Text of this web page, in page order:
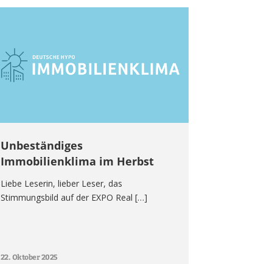
Unbeständiges
Immobilienklima im Herbst
Liebe Leserin, lieber Leser, das
Stimmungsbild auf der EXPO Real […]
22. Oktober 2025